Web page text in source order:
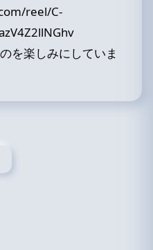
reel/C-
を楽しみにしていま